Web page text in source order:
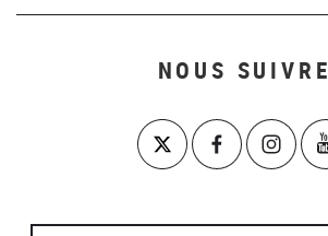
NOUS SUIVRE